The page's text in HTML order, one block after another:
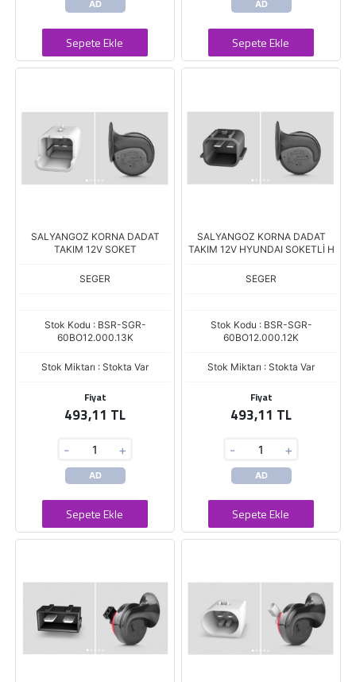
AD
Sepete Ekle
AD
Sepete Ekle
SALYANGOZ KORNA DADAT
TAKIM 12V SOKET
SEGER
Stok Kodu : BSR-SGR-
60BO12.000.13K
Stok Miktarı : Stokta Var
Fiyat
493,11 TL
- +
AD
Sepete Ekle
SALYANGOZ KORNA DADAT
TAKIM 12V HYUNDAI SOKETLİ H
SEGER
Stok Kodu : BSR-SGR-
60BO12.000.12K
Stok Miktarı : Stokta Var
Fiyat
493,11 TL
- +
AD
Sepete Ekle